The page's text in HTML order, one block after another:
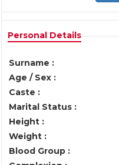
Personal Details
Surname :
Age / Sex :
Caste :
Marital Status :
Height :
Weight :
Blood Group :